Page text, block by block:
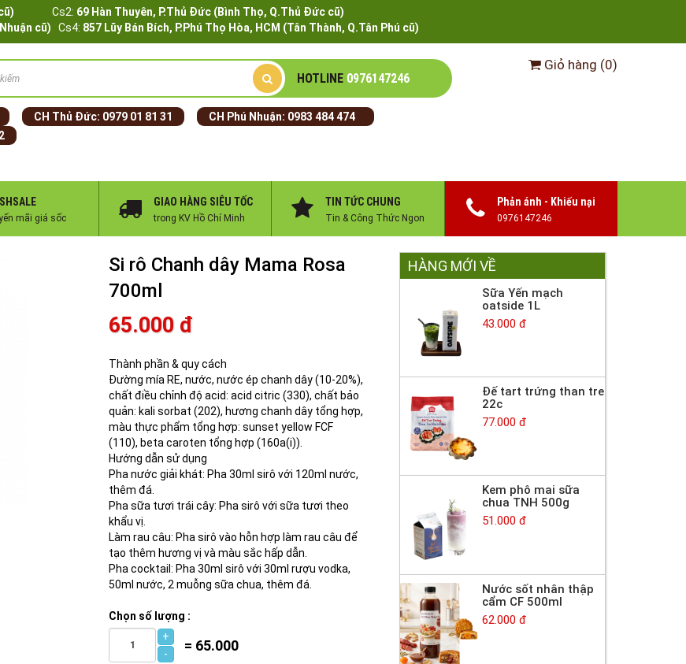
Vấp cũ) Cs2: 69 Hàn Thuyên, P.Thủ Đức (Bình Thọ, Q.Thủ Đức cũ)
cũ) Cs4: 857 Lũy Bán Bích, P.Phú Thọ Hòa, HCM (Tân Thành, Q.Tân Phú cũ)
HOTLINE 0976147246
CH Thủ Đức: 0979 01 81 31 CH Phú Nhuận: 0983 484 474
Giỏ hàng (0)
mãi giá sốc
GIAO HÀNG SIÊU TỐC
trong KV Hồ Chí Minh
TIN TỨC CHUNG
Tin & Công Thức Ngon
Phản ánh - Khiếu nại
0976147246
Si rô Chanh dây Mama Rosa
700ml
65.000 đ
Thành phần & quy cách
Đường mía RE, nước, nước ép chanh dây (10-20%),
chất điều chỉnh độ acid: acid citric (330), chất bảo
quản: kali sorbat (202), hương chanh dây tổng hợp,
màu thực phẩm tổng hợp: sunset yellow FCF
(110), beta caroten tổng hợp (160a(i)).
Hướng dẫn sử dụng
Pha nước giải khát: Pha 30ml sirô với 120ml nước,
thêm đá.
Pha sữa tươi trái cây: Pha sirô với sữa tươi theo
khẩu vị.
Làm rau câu: Pha sirô vào hỗn hợp làm rau câu để
tạo thêm hương vị và màu sắc hấp dẫn.
Pha cocktail: Pha 30ml sirô với 30ml rượu vodka,
50ml nước, 2 muỗng sữa chua, thêm đá.
Chọn số lượng :
+
-
= 65.000
HÀNG MỚI VỀ
Sữa Yến mạch
oatside 1L
43.000 đ
Đế tart trứng than tre
22c
77.000 đ
Kem phô mai sữa
chua TNH 500g
51.000 đ
Nước sốt nhân thập
cẩm CF 500ml
62.000 đ